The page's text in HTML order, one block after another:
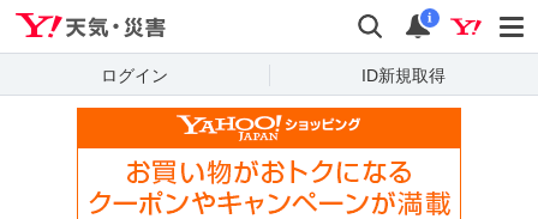
検索 通知
i
ログイン ID新規取得